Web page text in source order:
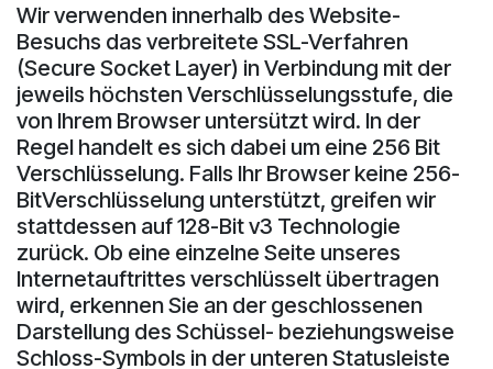
Wir verwenden innerhalb des Website-
Besuchs das verbreitete SSL-Verfahren
(Secure Socket Layer) in Verbindung mit der
jeweils höchsten Verschlüsselungsstufe, die
von Ihrem Browser untersützt wird. In der
Regel handelt es sich dabei um eine 256 Bit
Verschlüsselung. Falls Ihr Browser keine 256-
BitVerschlüsselung unterstützt, greifen wir
stattdessen auf 128-Bit v3 Technologie
zurück. Ob eine einzelne Seite unseres
Internetauftrittes verschlüsselt übertragen
wird, erkennen Sie an der geschlossenen
Darstellung des Schüssel- beziehungsweise
Schloss-Symbols in der unteren Statusleiste